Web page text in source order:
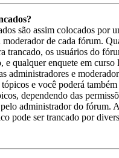
são assim colocados por
de cada fórum.
trancado, os usuários do
e qualquer enquete em curso
administradores e
tópicos e você poderá
dependendo das
administrador do fórum.
pode ser trancado por